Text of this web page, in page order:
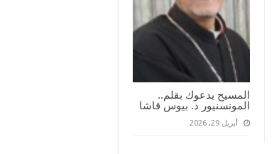
المسيح يدعوك بقلم..
المونسنيور د. بيوس قاشا
أبريل 29, 2026